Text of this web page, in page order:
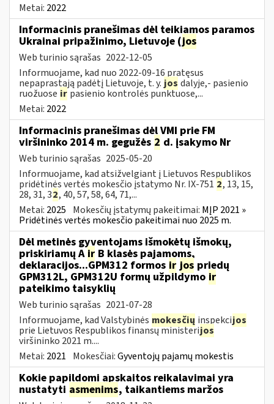
Metai: 2022
Informacinis pranešimas dėl teikiamos paramos
Ukrainai pripažinimo, Lietuvoje (jos
Web turinio sąrašas 2022-12-05
Informuojame, kad nuo 2022-09-16 pratęsus
nepaprastąją padėtį Lietuvoje, t. y. jos dalyje,- pasienio
ruožuose ir pasienio kontrolės punktuose,...
Metai: 2022
Informacinis pranešimas dėl VMI prie FM
viršininko 2014 m. gegužės 2 d. įsakymo Nr
Web turinio sąrašas 2025-05-20
Informuojame, kad atsižvelgiant į Lietuvos Respublikos
pridėtinės vertės mokesčio įstatymo Nr. IX-751 2, 13, 15,
28, 31, 32, 40, 57, 58, 64, 71,...
Metai: 2025 Mokesčių įstatymų pakeitimai: MĮP 2021 »
Pridėtinės vertės mokesčio pakeitimai nuo 2025 m.
Dėl metinės gyventojams išmokėtų išmokų,
priskiriamų A ir B klasės pajamoms,
deklaracijos...GPM312 formos ir jos priedų
GPM312L, GPM312U formų užpildymo ir
pateikimo taisyklių
Web turinio sąrašas 2021-07-28
Informuojame, kad Valstybinės mokesčių inspekcijos
prie Lietuvos Respublikos finansų ministerijos
viršininko 2021 m....
Metai: 2021 Mokesčiai:Gyventojų pajamų mokestis
Kokie papildomi apskaitos reikalavimai yra
nustatyti asmenims, taikantiems maržos